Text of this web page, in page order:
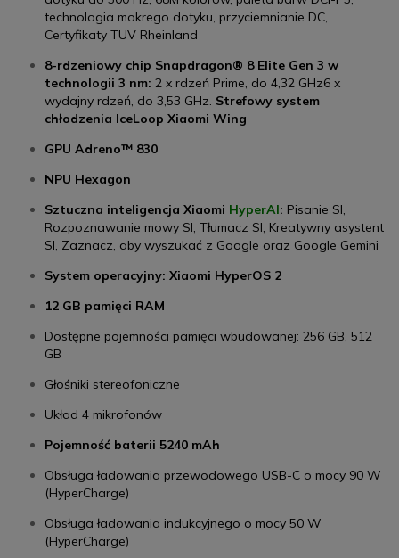
technologia mokrego dotyku, przyciemnianie DC,
Certyfikaty TÜV Rheinland
8-rdzeniowy chip Snapdragon® 8 Elite Gen 3 w
technologii 3 nm: 2 x rdzeń Prime, do 4,32 GHz6 x
wydajny rdzeń, do 3,53 GHz. Strefowy system
chłodzenia IceLoop Xiaomi Wing
GPU Adreno™ 830
NPU Hexagon
Sztuczna inteligencja Xiaomi HyperAI: Pisanie SI,
Rozpoznawanie mowy SI, Tłumacz SI, Kreatywny asystent
SI, Zaznacz, aby wyszukać z Google oraz Google Gemini
System operacyjny: Xiaomi HyperOS 2
12 GB pamięci RAM
Dostępne pojemności pamięci wbudowanej: 256 GB, 512
GB
Głośniki stereofoniczne
Układ 4 mikrofonów
Pojemność baterii 5240 mAh
Obsługa ładowania przewodowego USB-C o mocy 90 W
(HyperCharge)
Obsługa ładowania indukcyjnego o mocy 50 W
(HyperCharge)